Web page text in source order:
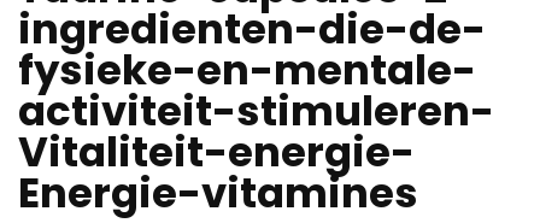
ingredienten-die-de-
fysieke-en-mentale-
activiteit-stimuleren-
Vitaliteit-energie-
Energie-vitamines